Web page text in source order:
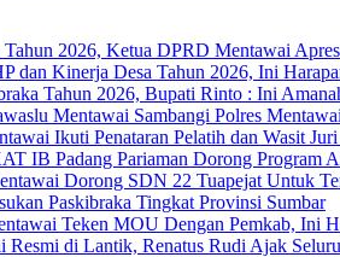
2026, Ketua DPRD Mentawai
dan Kinerja Desa Tahun 2026, Ini
Tahun 2026, Bupati Rinto : Ini
Mentawai Sambangi Polres Mentawai
Ikuti Penataran Pelatih dan Wasit Juri
IB Padang Pariaman Dorong Program
Dorong SDN 22 Tuapejat Untuk
Paskibraka Tingkat Provinsi Sumbar
Teken MOU Dengan Pemkab, Ini
di Lantik, Renatus Rudi Ajak